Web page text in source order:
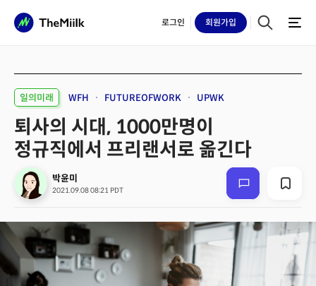
로그인 회원가입
일의미래 WFH FUTUREOFWORK UPWK
퇴사의 시대, 1000만명이
정규직에서 프리랜서로 옮긴다
박윤미
2021.09.08 08:21 PDT